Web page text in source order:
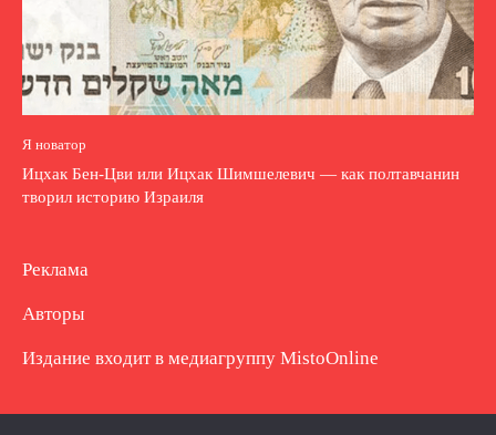
Я новатор
Ицхак Бен-Цви или Ицхак Шимшелевич — как полтавчанин
творил историю Израиля
Реклама
Авторы
Издание входит в медиагруппу MistoOnline